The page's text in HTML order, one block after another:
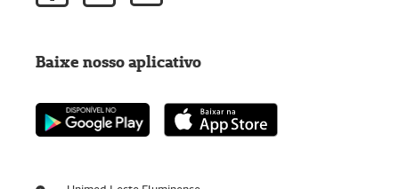
Baixe nosso aplicativo